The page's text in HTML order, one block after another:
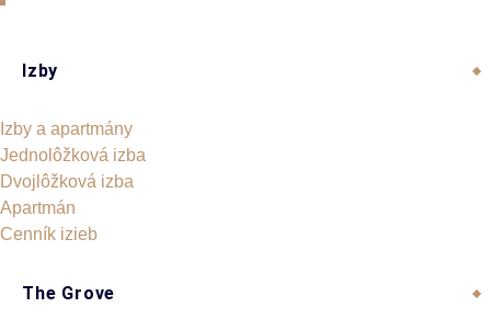
Izby
Izby a apartmány
Jednolôžková izba
Dvojlôžková izba
Apartmán
Cenník izieb
The Grove